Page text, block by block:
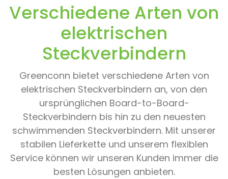
Verschiedene Arten von
elektrischen
Steckverbindern
Greenconn bietet verschiedene Arten von
elektrischen Steckverbindern an, von den
ursprünglichen Board-to-Board-
Steckverbindern bis hin zu den neuesten
schwimmenden Steckverbindern. Mit unserer
stabilen Lieferkette und unserem flexiblen
Service können wir unseren Kunden immer die
besten Lösungen anbieten.